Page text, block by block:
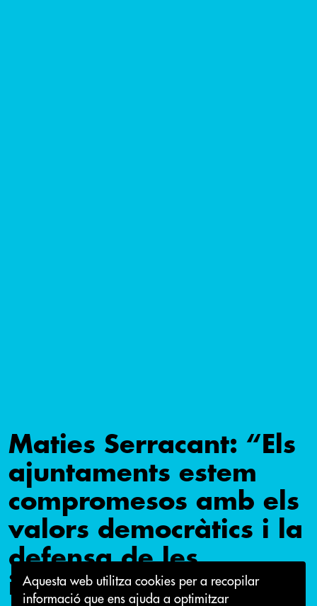
Aquesta web utilitza cookies per a recopilar
informació que ens ajuda a optimitzar
Maties Serracant: “Els
ajuntaments estem
compromesos amb els
valors democràtics i la
defensa de les
institucions catalanes”